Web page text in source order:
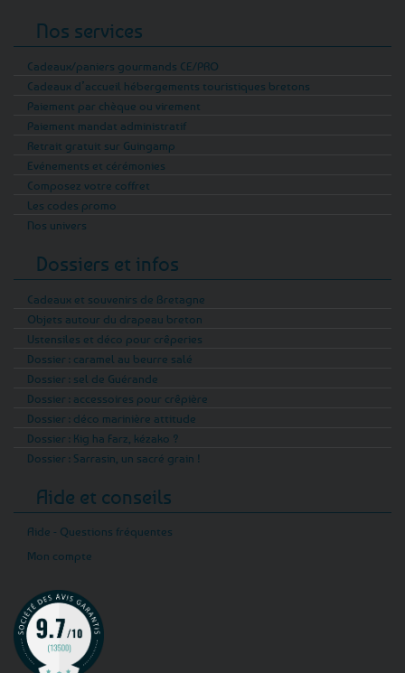
Nos services
Cadeaux/paniers gourmands CE/PRO
Cadeaux d’accueil hébergements touristiques bretons
Paiement par chèque ou virement
Paiement mandat administratif
Retrait gratuit sur Guingamp
Evénements et cérémonies
Composez votre coffret
Les codes promo
Nos univers
Dossiers et infos
Cadeaux et souvenirs de Bretagne
Objets autour du drapeau breton
Ustensiles et déco pour crêperies
Dossier : caramel au beurre salé
Dossier : sel de Guérande
Dossier : accessoires pour crêpière
Dossier : déco marinière attitude
Dossier : Kig ha Farz, kézako ?
Dossier : Sarrasin, un sacré grain !
Aide et conseils
Aide - Questions fréquentes
Mon compte